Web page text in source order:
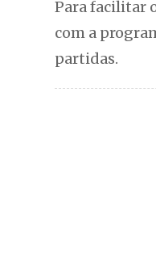
Para facilitar
com a
partidas.